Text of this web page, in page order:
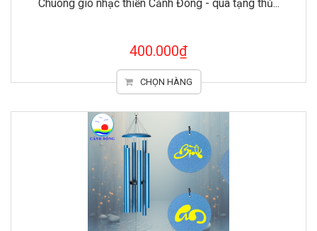
Chuông gió nhạc thiền Cảnh Đông - quà tặng thủ...
400.000₫
CHỌN HÀNG